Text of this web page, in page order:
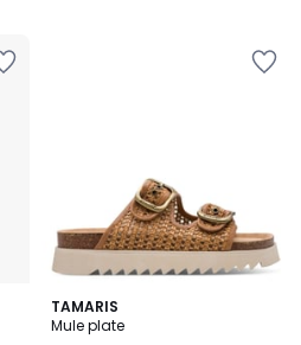
TAMARIS
Mule plate
3
Couleurs